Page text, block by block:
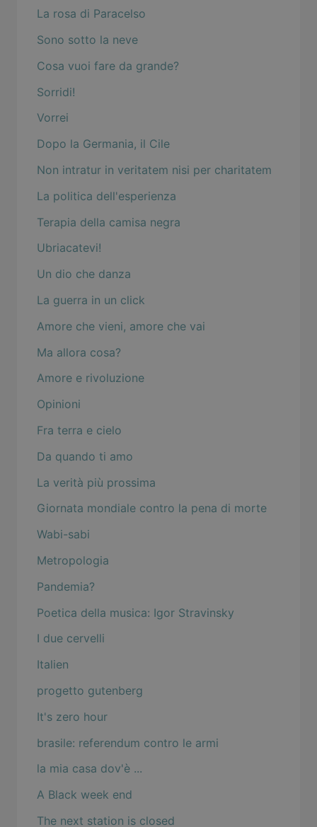
La rosa di Paracelso
Sono sotto la neve
Cosa vuoi fare da grande?
Sorridi!
Vorrei
Dopo la Germania, il Cile
Non intratur in veritatem nisi per charitatem
La politica dell'esperienza
Terapia della camisa negra
Ubriacatevi!
Un dio che danza
La guerra in un click
Amore che vieni, amore che vai
Ma allora cosa?
Amore e rivoluzione
Opinioni
Fra terra e cielo
Da quando ti amo
La verità più prossima
Giornata mondiale contro la pena di morte
Wabi-sabi
Metropologia
Pandemia?
Poetica della musica: Igor Stravinsky
I due cervelli
Italien
progetto gutenberg
It's zero hour
brasile: referendum contro le armi
la mia casa dov'è ...
A Black week end
The next station is closed